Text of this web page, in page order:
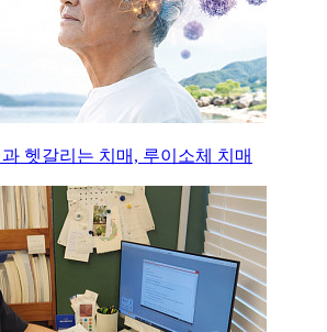
헷갈리는 치매, 루이소체 치매